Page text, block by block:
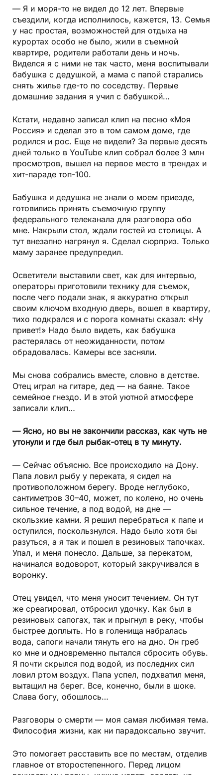
— Я и моря-то не видел до 12 лет. Впервые
съездили, когда исполнилось, кажется, 13. Семья
у нас простая, возможностей для отдыха на
курортах особо не было, жили в съемной
квартире, родители работали день и ночь.
Виделся я с ними не так часто, меня воспитывали
бабушка с дедушкой, а мама с папой старались
снять жилье где-то по соседству. Первые
домашние задания я учил с бабушкой…
Кстати, недавно записал клип на песню «Моя
Россия» и сделал это в том самом доме, где
родился и рос. Еще не видели? За первые десять
дней только в YouTube клип собрал более 3 млн
просмотров, вышел на первое место в трендах и
хит-параде топ-100.
Бабушка и дедушка не знали о моем приезде,
готовились принять съемочную группу
федерального телеканала для разговора обо
мне. Накрыли стол, ждали гостей из столицы. А
тут внезапно нагрянул я. Сделал сюрприз. Только
маму заранее предупредил.
Осветители выставили свет, как для интервью,
операторы приготовили технику для съемок,
после чего подали знак, я аккуратно открыл
своим ключом входную дверь, вошел в квартиру,
тихо подкрался и с порога комнаты сказал: «Ну
привет!» Надо было видеть, как бабушка
растерялась от неожиданности, потом
обрадовалась. Камеры все засняли.
Мы снова собрались вместе, словно в детстве.
Отец играл на гитаре, дед — на баяне. Такое
семейное гнездо. И в этой уютной атмосфере
записали клип…
— Ясно, но вы не закончили рассказ, как чуть не
утонули и где был рыбак-отец в ту минуту.
— Сейчас объясню. Все происходило на Дону.
Папа ловил рыбу у переката, я сидел на
противоположном берегу. Вроде неглубоко,
сантиметров 30–40, может, по колено, но очень
сильное течение, а под водой, на дне —
скользкие камни. Я решил перебраться к папе и
оступился, поскользнулся. Надо было хотя бы
разуться, а я так и пошел в резиновых тапочках.
Упал, и меня понесло. Дальше, за перекатом,
начинался водоворот, который закручивался в
воронку.
Отец увидел, что меня уносит течением. Он тут
же среагировал, отбросил удочку. Как был в
резиновых сапогах, так и прыгнул в реку, чтобы
быстрее доплыть. Но в голенища набралась
вода, сапоги начали тянуть его на дно. Он греб
ко мне и одновременно пытался сбросить обувь.
Я почти скрылся под водой, из последних сил
ловил ртом воздух. Папа успел, подхватил меня,
вытащил на берег. Все, конечно, были в шоке.
Слава богу, обошлось…
Разговоры о смерти — моя самая любимая тема.
Философия жизни, как ни парадоксально звучит.
Это помогает расставить все по местам, отделив
главное от второстепенного. Перед лицом